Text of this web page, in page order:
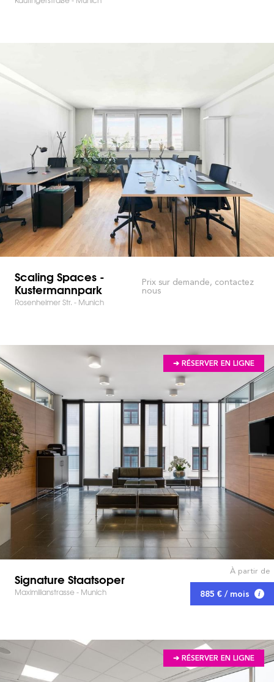
Scaling Spaces -
Kustermannpark
Rosenheimer Str. - Munich
Prix sur demande, contactez
nous
➔ RÉSERVER EN LIGNE
Signature Staatsoper
Maximilianstrasse - Munich
À partir de
885 € / mois
➔ RÉSERVER EN LIGNE